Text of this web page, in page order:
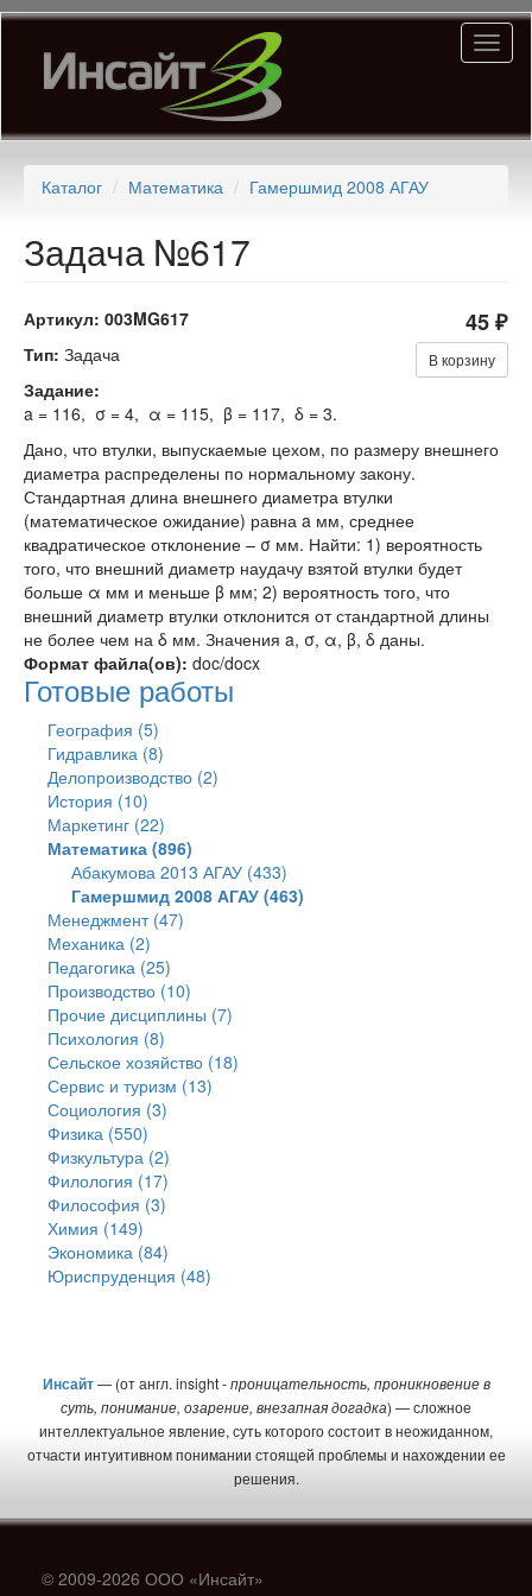
Перейти
основному
содержанию
Каталог Математика Гамершмид 2008 АГАУ
Задача №617
Артикул: 003MG617 45 ₽
В корзину
Тип: Задача
Задание:
a = 116, σ = 4, α = 115, β = 117, δ = 3.
Дано, что втулки, выпускаемые цехом, по размеру внешнего
диаметра распределены по нормальному закону.
Стандартная длина внешнего диаметра втулки
(математическое ожидание) равна a мм, среднее
квадратическое отклонение – σ мм. Найти: 1) вероятность
того, что внешний диаметр наудачу взятой втулки будет
больше α мм и меньше β мм; 2) вероятность того, что
внешний диаметр втулки отклонится от стандартной длины
не более чем на δ мм. Значения a, σ, α, β, δ даны.
Формат файла(ов): doc/docx
Готовые работы
География (5)
Гидравлика (8)
Делопроизводство (2)
История (10)
Маркетинг (22)
Математика (896)
Абакумова 2013 АГАУ (433)
Гамершмид 2008 АГАУ (463)
Менеджмент (47)
Механика (2)
Педагогика (25)
Производство (10)
Прочие дисциплины (7)
Психология (8)
Сельское хозяйство (18)
Сервис и туризм (13)
Социология (3)
Физика (550)
Физкультура (2)
Филология (17)
Философия (3)
Химия (149)
Экономика (84)
Юриспруденция (48)
Инсайт — (от англ. insight -проницательность, проникновение в
суть, понимание, озарение, внезапная догадка) — сложное
интеллектуальное явление, суть которого состоит в неожиданном,
отчасти интуитивном понимании стоящей проблемы и нахождении ее
решения.
© 2009-2026 ООО «Инсайт»